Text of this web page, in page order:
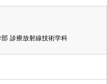
診療放射線技術学科